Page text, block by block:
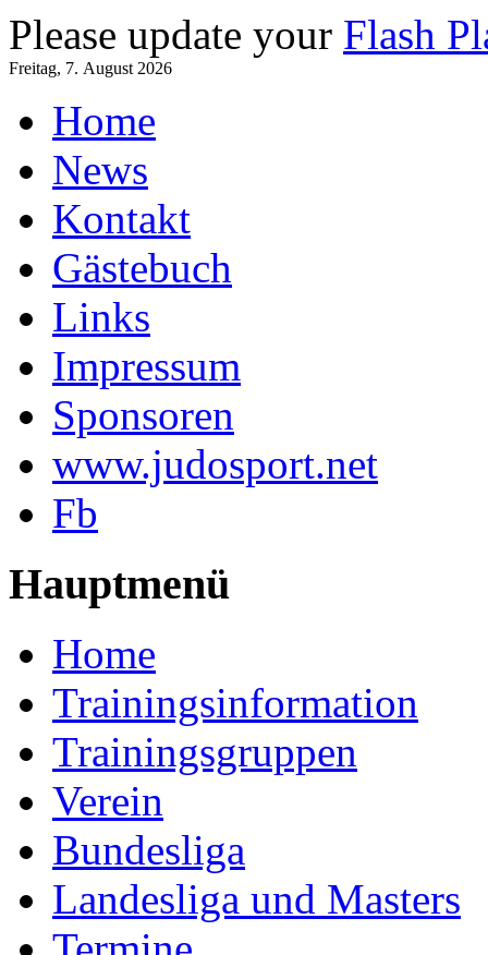
Please update your Flash
Freitag, 7. August 2026
Home
News
Kontakt
Gästebuch
Links
Impressum
Sponsoren
www.judosport.net
Fb
Hauptmenü
Home
Trainingsinformation
Trainingsgruppen
Verein
Bundesliga
Landesliga und Masters